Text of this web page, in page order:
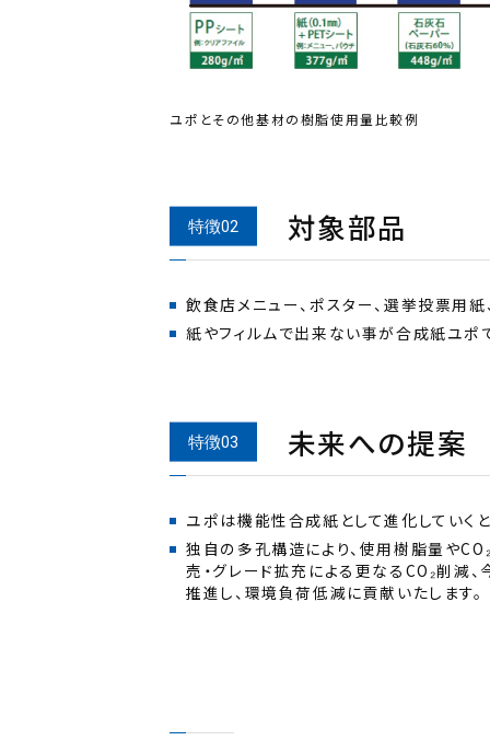
ユポとその他基材の樹脂使用量比較例
対象部品
紙やフィルムで出来ない事が合成紙ユポ
未来への提案
独自の多孔構造により、使用樹脂量や
売・グレード拡充による更なるCO₂削減
推進し、環境負荷低減に貢献いたします。